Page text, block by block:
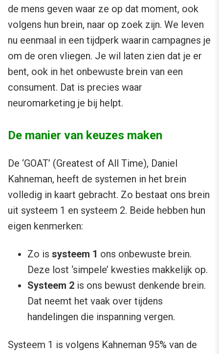
de mens geven waar ze op dat moment, ook
volgens hun brein, naar op zoek zijn. We leven
nu eenmaal in een tijdperk waarin campagnes je
om de oren vliegen. Je wil laten zien dat je er
bent, ook in het onbewuste brein van een
consument. Dat is precies waar
neuromarketing je bij helpt.
De manier van keuzes maken
De ‘GOAT’ (Greatest of All Time), Daniel
Kahneman, heeft de systemen in het brein
volledig in kaart gebracht. Zo bestaat ons brein
uit systeem 1 en systeem 2. Beide hebben hun
eigen kenmerken:
Zo is systeem 1 ons onbewuste brein.
Deze lost ‘simpele’ kwesties makkelijk op.
Systeem 2 is ons bewust denkende brein.
Dat neemt het vaak over tijdens
handelingen die inspanning vergen.
Systeem 1 is volgens Kahneman 95% van de